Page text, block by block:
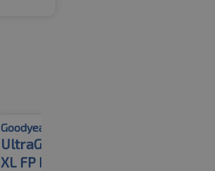
Goodyear
UltraGrip Performance 3
XL FP M+S 3PMSF